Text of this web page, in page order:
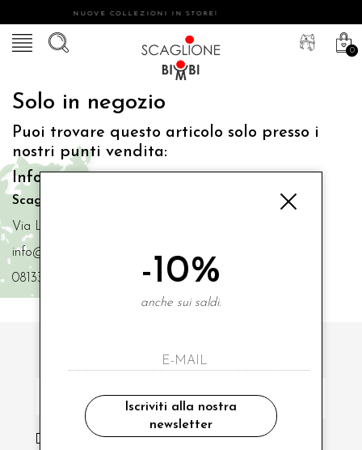
NUOVE COLLEZIONI IN STORE!
0
Solo in negozio
Puoi trovare questo articolo solo presso i
nostri punti vendita:
Info contatti
Scaglione Bimbi di Iacono Maria Angela
Via Luigi Mazzella,73 80077 Ischia
info@scaglionebimbi.com
0813331162
ISCRIVITI ALLA NOSTRA NEWSLETTER
ho letto ed accettato le condizioni sulla privacy.
-10%
anche sui saldi.
Iscriviti alla nostra
newsletter